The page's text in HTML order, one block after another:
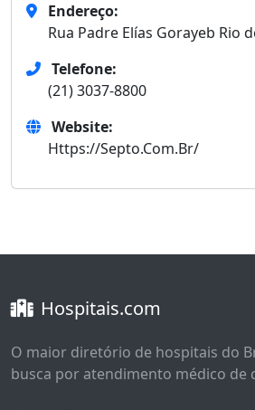
Endereço:
Rua Padre Elías Gorayeb Rio
Telefone:
(21) 3037-8800
Website:
Https://Septo.Com.Br/
Hospitais.com
O maior diretório de hospitais do
busca por atendimento médico de